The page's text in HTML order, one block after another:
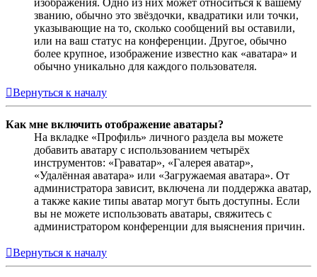
изображения. Одно из них может относиться к вашему
званию, обычно это звёздочки, квадратики или точки,
указывающие на то, сколько сообщений вы оставили,
или на ваш статус на конференции. Другое, обычно
более крупное, изображение известно как «аватара» и
обычно уникально для каждого пользователя.
Вернуться к началу
Как мне включить отображение аватары?
На вкладке «Профиль» личного раздела вы можете
добавить аватару с использованием четырёх
инструментов: «Граватар», «Галерея аватар»,
«Удалённая аватара» или «Загружаемая аватара». От
администратора зависит, включена ли поддержка аватар,
а также какие типы аватар могут быть доступны. Если
вы не можете использовать аватары, свяжитесь с
администратором конференции для выяснения причин.
Вернуться к началу